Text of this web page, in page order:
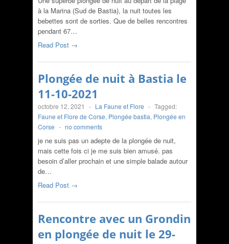
à la Marina (Sud de Bastia), la nuit toutes les
bebettes sont de sorties. Que de belles rencontres
pendant 67…
Read Post →
Plongée de nuit à Bastia le
11-10-2021
octobre 12, 2021 - La Faune et Flore - Tagged:
Faune et Flore de Corse, Plongée bastia, Plongée en
Corse - no comments
je ne suis pas un adepte de la plongée de nuit,
mais cette fois ci je me suis bien amusé. pas
besoin d’aller prochain et une simple balade autour
de…
Read Post →
Rencontre avec un Grondin
en plongée de nuit le 29-